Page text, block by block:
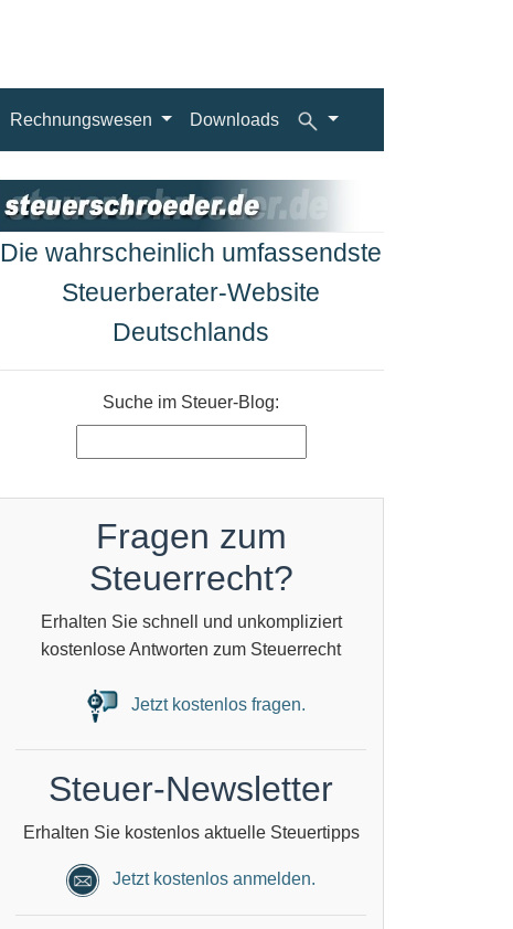
Rechnungswesen Downloads
Die wahrscheinlich umfassendste
Steuerberater-Website
Deutschlands
Suche im Steuer-Blog:
Fragen zum
Steuerrecht?
Erhalten Sie schnell und unkompliziert
kostenlose Antworten zum Steuerrecht
Jetzt kostenlos fragen.
Steuer-Newsletter
Erhalten Sie kostenlos aktuelle Steuertipps
Jetzt kostenlos anmelden.